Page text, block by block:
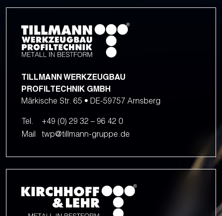
TILLMANN WERKZEUGBAU
PROFILTECHNIK GMBH
Märkische Str. 65 • DE-59757 Arnsberg
Tel.
+49 (0) 29 32 – 96 42 0
Mail
twp@tillmann-gruppe.de